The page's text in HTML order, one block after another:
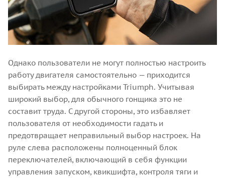
Однако пользователи не могут полностью настроить
работу двигателя самостоятельно — приходится
выбирать между настройками Triumph. Учитывая
широкий выбор, для обычного гонщика это не
составит труда. С другой стороны, это избавляет
пользователя от необходимости гадать и
предотвращает неправильный выбор настроек. На
руле слева расположены полноценный блок
переключателей, включающий в себя функции
управления запуском, квикшифта, контроля тяги и